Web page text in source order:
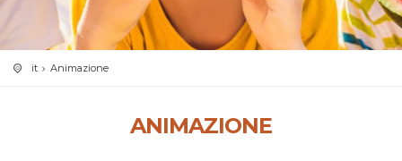
it Animazione
ANIMAZIONE